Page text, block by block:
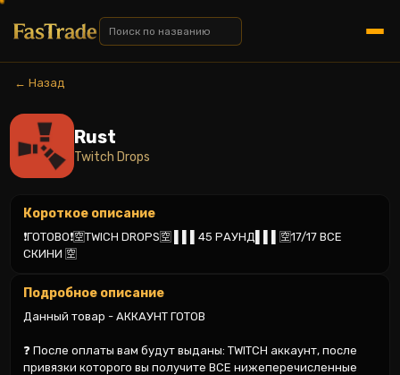
← Назад
Rust
Twitch Drops
Короткое описание
❗ГОТОВО❗🈳TWICH DROPS🈳 ▌▌▌45 РАУНД▌▌▌🈳17/17 ВСЕ
СКИНИ 🈳
Подробное описание
Данный товар - АККАУНТ ГОТОВ
❓ После оплаты вам будут выданы: TWITCH аккаунт, после
привязки которого вы получите ВСЕ нижеперечисленные